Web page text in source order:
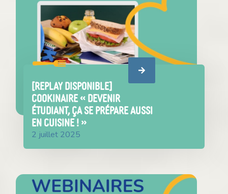
[REPLAY DISPONIBLE]
Cookinaire « Devenir
étudiant, ça se prépare aussi
en cuisine ! »
2 juillet 2025